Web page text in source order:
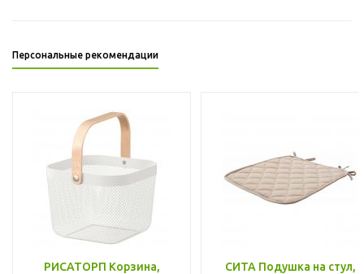
Персональные рекомендации
РИСАТОРП Корзина,
СИТА Подушка на стул,